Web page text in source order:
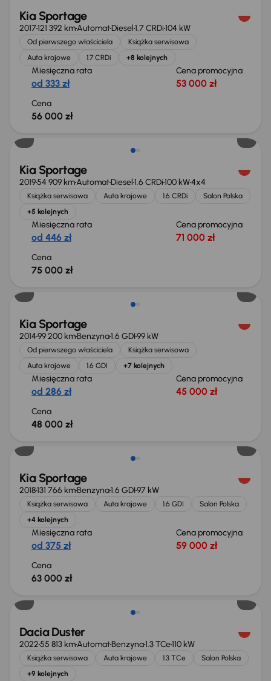
Kia Sportage
2017121 392 kmAutomatDiesel1.7 CRDi104 kW
Od pierwszego właściciela
Książka serwisowa
Auta krajowe
1.7 CRDi +8 kolejnych
Miesięczna rata
od 333 zł
Cena promocyjna
53 000 zł
Cena
56 000 zł
Kia Sportage
201954 909 kmAutomatDiesel1.6 CRDi100 kW4x4
Książka serwisowa Auta krajowe 1.6 CRDi
Salon Polska
+5 kolejnych
Miesięczna rata
od 446 zł
Cena promocyjna
71 000 zł
Cena
75 000 zł
Kia Sportage
201499 200 kmBenzyna1.6 GDI99 kW
Od pierwszego właściciela
Książka serwisowa
Auta krajowe
1.6 GDI +7 kolejnych
Miesięczna rata
od 286 zł
Cena promocyjna
45 000 zł
Cena
48 000 zł
Kia Sportage
2018131 766 kmBenzyna1.6 GDI97 kW
Książka serwisowa Auta krajowe 1.6 GDI
Salon Polska
+4 kolejnych
Miesięczna rata
od 375 zł
Cena promocyjna
59 000 zł
Cena
63 000 zł
Dacia Duster
202255 813 kmAutomatBenzyna1.3 TCe110 kW
Książka serwisowa Auta krajowe 1.3 TCe
Salon Polska
+9 kolejnych